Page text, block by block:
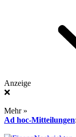
Anzeige
❌
Mehr »
Ad hoc-Mitteilungen: